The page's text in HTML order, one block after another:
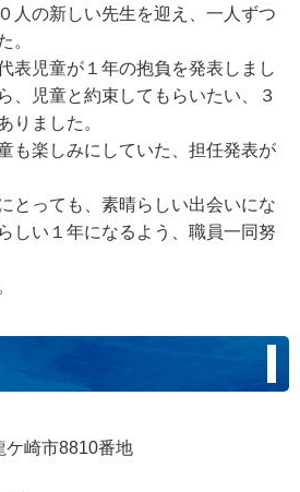
人の新しい先生を迎え、一人ずつ
。
表児童が１年の抱負を発表しまし
、児童と約束してもらいたい、３
りました。
も楽しみにしていた、担任発表が
とっても、素晴らしい出会いにな
しい１年になるよう、職員一同努
崎市8810番地